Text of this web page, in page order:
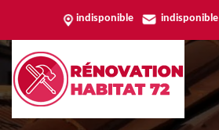
indisponible indisponible